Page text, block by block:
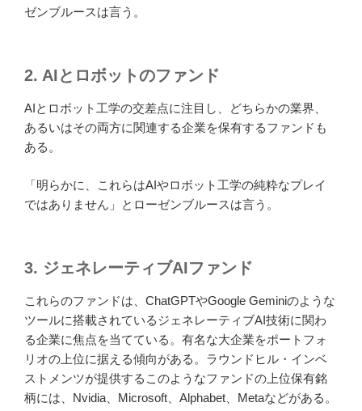
ゼンブルースは言う。
2. AIとロボットのファンド
AIとロボット工学の交差点に注目し、どちらかの業界、
あるいはその両方に関連する企業を保有するファンドも
ある。
「明らかに、これらはAIやロボット工学の純粋なプレイ
ではありません」とローゼンブルースは言う。
3. ジェネレーティブAIファンド
これらのファンドは、ChatGPTやGoogle Geminiのような
ツールに搭載されているジェネレーティブAI技術に関わ
る企業に焦点を当てている。有名な大企業をポートフォ
リオの上位に据える傾向がある。ラウンドヒル・インベ
ストメンツが提供するこのようなファンドの上位保有銘
柄には、Nvidia、Microsoft、Alphabet、Metaなどがある。